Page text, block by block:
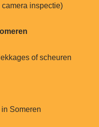
inspectie)
of scheuren
Someren